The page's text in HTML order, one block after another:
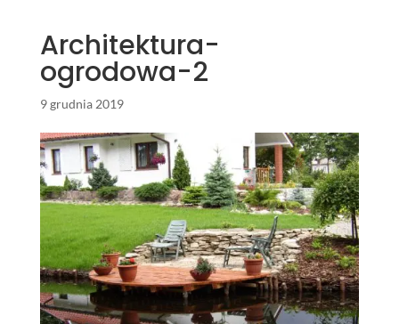
Architektura-
ogrodowa-2
9 grudnia 2019